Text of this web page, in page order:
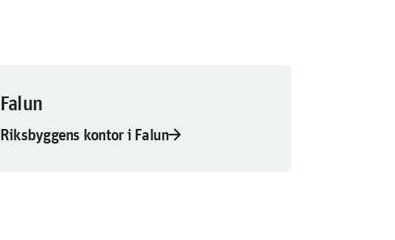
Falun
Riksbyggens kontor i Falunarrow_forward